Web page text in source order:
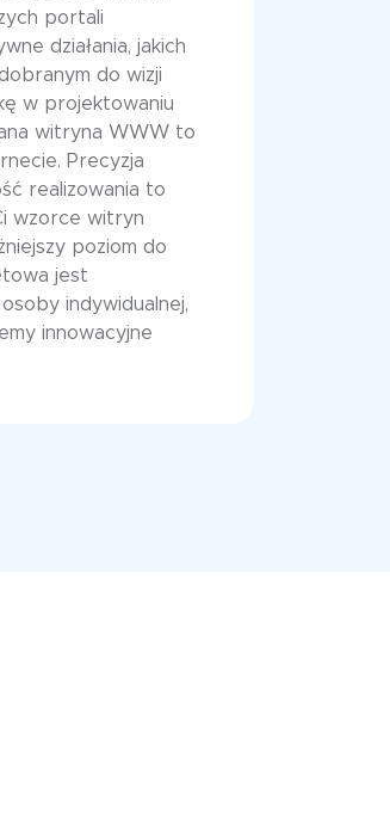
portali
działania, jakich
do wizji
w projektowaniu
witryna WWW to
Precyzja
realizowania to
wzorce witryn
poziom do
jest
indywidualnej,
innowacyjne